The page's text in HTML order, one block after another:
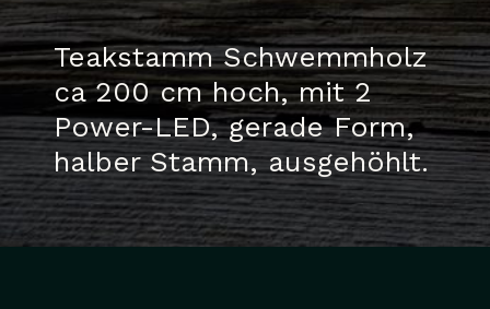
Teakstamm Schwemmholz
ca 200 cm hoch, mit 2
Power-LED, gerade Form,
halber Stamm, ausgehöhlt.